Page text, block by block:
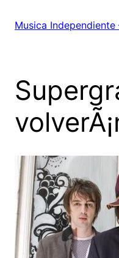
Musica Independiente